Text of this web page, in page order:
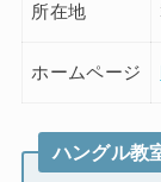
所在地
ホームページ
ハングル教